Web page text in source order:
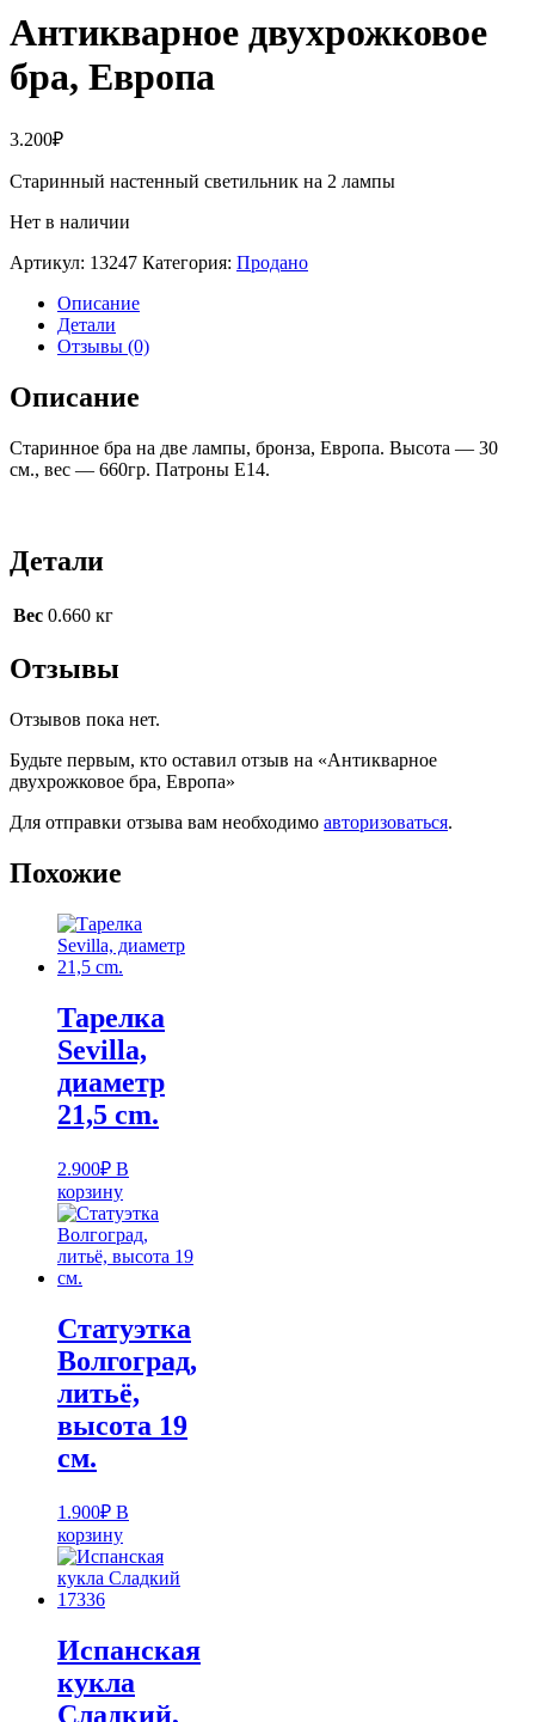
Антикварное двухрожковое
бра, Европа
3.200₽
Старинный настенный светильник на 2 лампы
Нет в наличии
Артикул: 13247 Категория: Продано
Описание
Детали
Отзывы (0)
Описание
Старинное бра на две лампы, бронза, Европа. Высота — 30
см., вес — 660гр. Патроны Е14.
Детали
Вес 0.660 кг
Отзывы
Отзывов пока нет.
Будьте первым, кто оставил отзыв на «Антикварное
двухрожковое бра, Европа»
Для отправки отзыва вам необходимо авторизоваться.
Похожие
Тарелка
Sevilla,
диаметр
21,5 cm.
2.900₽ В
корзину
Статуэтка
Волгоград,
литьё,
высота 19
см.
1.900₽ В
корзину
Испанская
кукла
Cладкий,